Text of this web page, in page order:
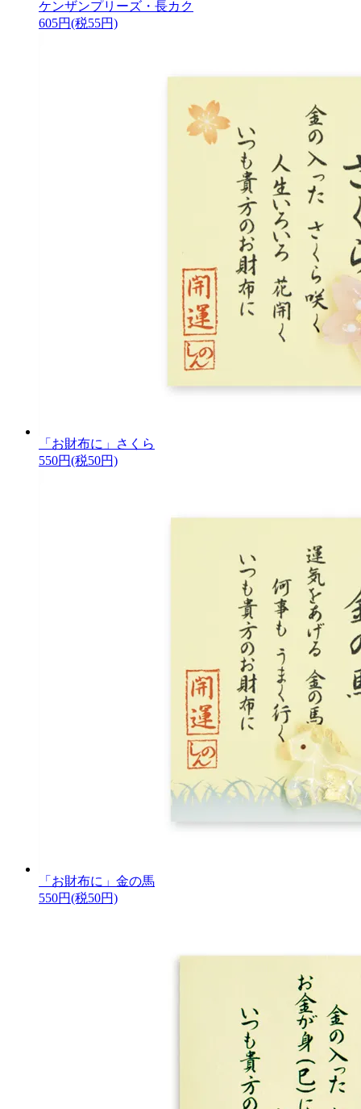
ケンザンプリーズ・長カク
605円(税55円)
「お財布に」さくら
550円(税50円)
「お財布に」金の馬
550円(税50円)